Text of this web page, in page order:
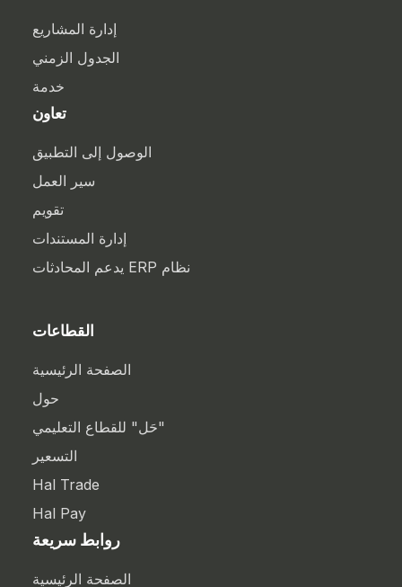
إدارة المشاريع
الجدول الزمني
خدمة
تعاون
الوصول إلى التطبيق
سير العمل
تقويم
إدارة المستندات
نظام ERP يدعم المحادثات
القطاعات
الصفحة الرئيسية
حول
"حَل" للقطاع التعليمي
التسعير
Hal Trade
Hal Pay
روابط سريعة
الصفحة الرئيسية